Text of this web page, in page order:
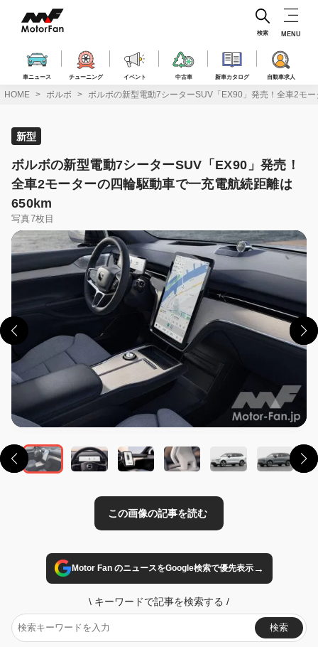
ス
車ニュース チューニング イベント 中古車 新車カタログ 自動車求人
検索 MENU
HOME ボルボ ボルボの新型電動7シーターSUV「EX90」発売！全車2モ
新型
ボルボの新型電動7シーターSUV「EX90」発売！
全車2モーターの四輪駆動車で一充電航続距離は
650km
写真7枚目
この画像の記事を読む
Motor Fan のニュースをGoogle検索で優先表示→
\ キーワードで記事を検索する /
検索